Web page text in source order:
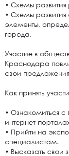
• Схемы
• Схемы
элементы,
города.
Участие в
Краснодара
свои
Как принять
• Ознакомиться
интернет-
• Прийти на
специалистам.
• Высказать свои